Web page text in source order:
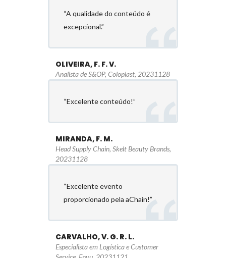
“A qualidade do conteúdo é
excepcional.”
OLIVEIRA, F. F. V.
Analista de S&OP, Coloplast, 20231128
“Excelente conteúdo!”
MIRANDA, F. M.
Head Supply Chain, Skelt Beauty Brands,
20231128
“Excelente evento
proporcionado pela aChain!”
CARVALHO, V. G. R. L.
Especialista em Logística e Customer